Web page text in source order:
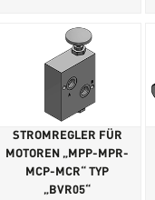
STROMREGLER FÜR
MOTOREN „MPP-MPR-
MCP-MCR“ TYP
„BVR05“